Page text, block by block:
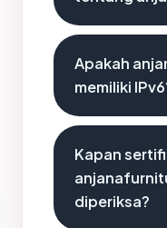
Apakah
memiliki
Kapan
diperiksa?